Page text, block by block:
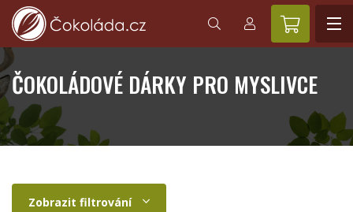
ČOKOLÁDOVÉ DÁRKY PRO MYSLIVCE
Zobrazit filtrování